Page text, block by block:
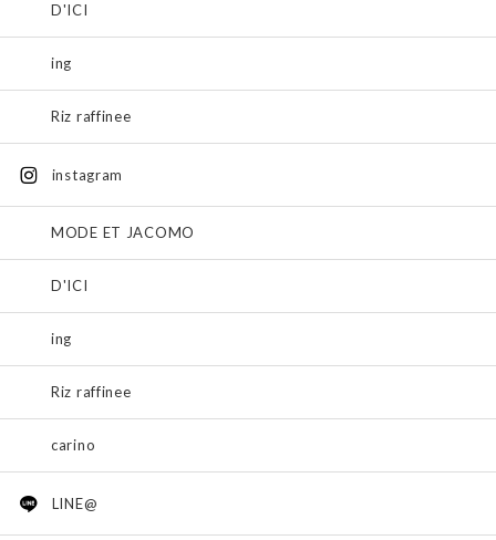
D'ICI
ing
Riz raffinee
instagram
MODE ET JACOMO
D'ICI
ing
Riz raffinee
carino
LINE@